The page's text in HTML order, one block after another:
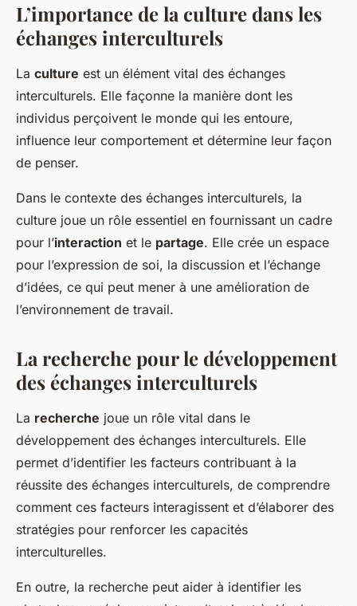
L’importance de la culture dans les
échanges interculturels
La culture est un élément vital des échanges
interculturels. Elle façonne la manière dont les
individus perçoivent le monde qui les entoure,
influence leur comportement et détermine leur façon
de penser.
Dans le contexte des échanges interculturels, la
culture joue un rôle essentiel en fournissant un cadre
pour l’interaction et le partage. Elle crée un espace
pour l’expression de soi, la discussion et l’échange
d’idées, ce qui peut mener à une amélioration de
l’environnement de travail.
La recherche pour le développement
des échanges interculturels
La recherche joue un rôle vital dans le
développement des échanges interculturels. Elle
permet d’identifier les facteurs contribuant à la
réussite des échanges interculturels, de comprendre
comment ces facteurs interagissent et d’élaborer des
stratégies pour renforcer les capacités
interculturelles.
En outre, la recherche peut aider à identifier les